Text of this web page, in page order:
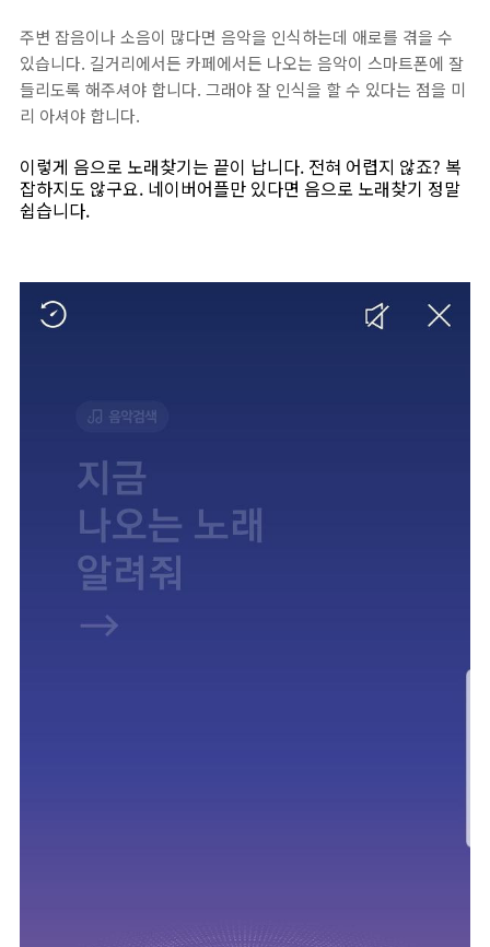
주변 잡음이나 소음이 많다면 음악을 인식하는데 애로를 겪을 수
있습니다. 길거리에서든 카페에서든 나오는 음악이 스마트폰에 잘
들리도록 해주셔야 합니다. 그래야 잘 인식을 할 수 있다는 점을 미
리 아셔야 합니다.
이렇게 음으로 노래찾기는 끝이 납니다. 전혀 어렵지 않죠? 복
잡하지도 않구요. 네이버어플만 있다면 음으로 노래찾기 정말
쉽습니다.